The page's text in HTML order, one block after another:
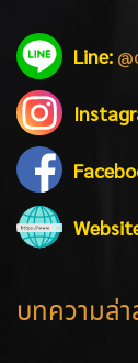
Line:
บทความล่